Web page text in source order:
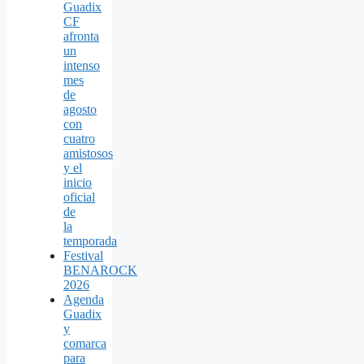
Guadix
CF
afronta
un
intenso
mes
de
agosto
con
cuatro
amistosos
y el
inicio
oficial
de
la
temporada
Festival
BENAROCK
2026
Agenda
Guadix
y
comarca
para